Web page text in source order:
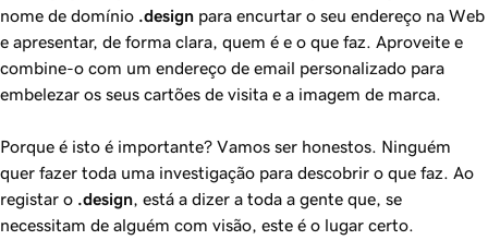
nome de domínio .design para encurtar o seu endereço na Web
e apresentar, de forma clara, quem é e o que faz. Aproveite e
combine-o com um endereço de email personalizado para
embelezar os seus cartões de visita e a imagem de marca.
Porque é isto é importante? Vamos ser honestos. Ninguém
quer fazer toda uma investigação para descobrir o que faz. Ao
registar o .design , está a dizer a toda a gente que, se
necessitam de alguém com visão, este é o lugar certo.